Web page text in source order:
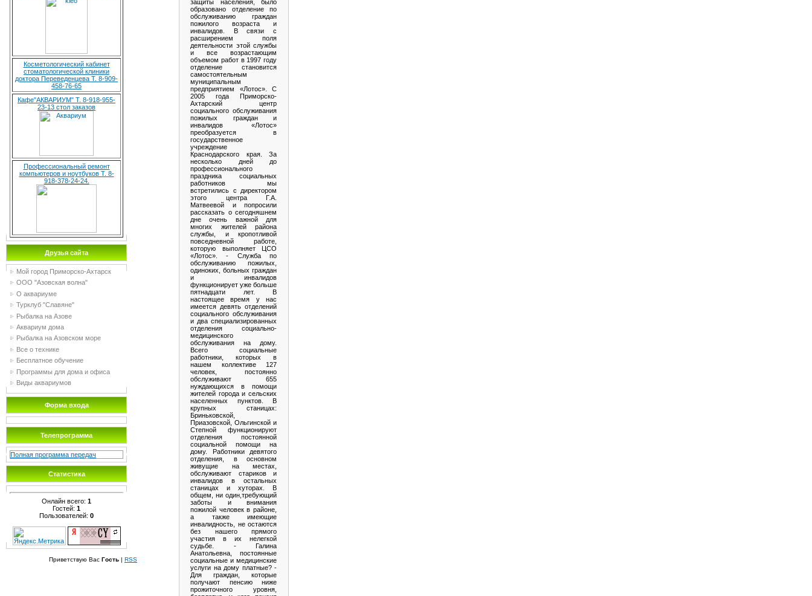
Косметологический кабинет
стоматологической клиники
доктора Переведенцева Т. 8-909-
458-76-65
Кафе"АКВАРИУМ" Т. 8-918-955-
23-13 стол заказов
Профессиональный ремонт
компьютеров и ноутбуков Т. 8-
918-378-24-24.
Друзья сайта
Мой город Приморско-Ахтарск
ООО "Азовская волна"
О аквариуме
Турклуб "Славяне"
Рыбалка на Азове
Аквариум дома
Рыбалка на Азовском море
Все о технике
Бесплатное обучение
Программы для дома и офиса
Виды аквариумов
Форма входа
Телепрограмма
Полная программа передач
Статистика
Онлайн всего: 1
Гостей: 1
Пользователей: 0
Приветствую Вас Гость | RSS
защиты населения, было
образовано отделение по
обслуживанию граждан
пожилого возраста и
инвалидов. В связи с
расширением поля
деятельности этой службы
и все возрастающим
объемом работ в 1997 году
отделение становится
самостоятельным
муниципальным
предприятием «Лотос». С
2005 года Приморско-
Ахтарский центр
социального обслуживания
пожилых граждан и
инвалидов «Лотос»
преобразуется в
государственное
учреждение
Краснодарского края. За
несколько дней до
профессионального
праздника социальных
работников мы
встретились с директором
этого центра Г.А.
Матвеевой и попросили
рассказать о сегодняшнем
дне очень важной для
многих жителей района
службы, и кропотливой
повседневной работе,
которую выполняет ЦСО
«Лотос». - Служба по
обслуживанию пожилых,
одиноких, больных граждан
и инвалидов
функционирует уже больше
пятнадцати лет. В
настоящее время у нас
имеется девять отделений
социального обслуживания
и два специализированных
отделения социально-
медицинского
обслуживания на дому.
Всего социальные
работники, которых в
нашем коллективе 127
человек, постоянно
обслуживают 655
нуждающихся в помощи
жителей города и сельских
населенных пунктов. В
крупных станицах:
Бриньковской,
Приазовской, Ольгинской и
Степной функционируют
отделения постоянной
социальной помощи на
дому. Работники девятого
отделения, в основном
живущие на местах,
обслуживают стариков и
инвалидов в остальных
станицах и хуторах. В
общем, ни один,требующий
заботы и внимания
пожилой человек в районе,
а также имеющие
инвалидность, не остаются
без нашего прямого
участия в их нелегкой
судьбе. - Галина
Анатольевна, постоянные
социальные и медицинские
услуги на дому платные? -
Для граждан, которые
получают пенсию ниже
прожиточного уровня,